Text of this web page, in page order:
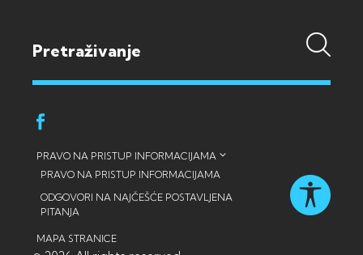
PRAVO NA PRISTUP INFORMACIJAMA
PRAVO NA PRISTUP INFORMACIJAMA
ODGOVORI NA NAJČEŠĆE POSTAVLJENA
PITANJA
MAPA STRANICE